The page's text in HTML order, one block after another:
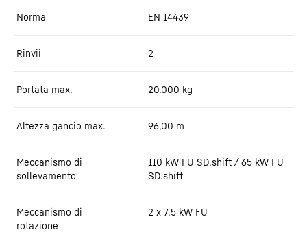
Norma EN 14439
Rinvii 2
Portata max. 20.000 kg
Altezza gancio max. 96,00 m
Meccanismo di
sollevamento
110 kW FU SD.shift / 65 kW FU
SD.shift
Meccanismo di
rotazione
2 x 7,5 kW FU